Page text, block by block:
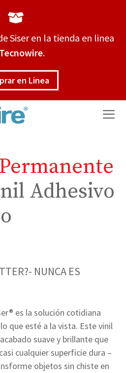
Siser en la tienda en linea
Tecnowire.
en Linea
Adhesivo
NUNCA ES
es la solución cotidiana
que esté a la vista. Este vinil
suave y brillante que
cualquier superficie dura –
objetos sin chiste en